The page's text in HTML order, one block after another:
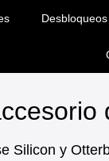
Desbloqueos
Silicon y